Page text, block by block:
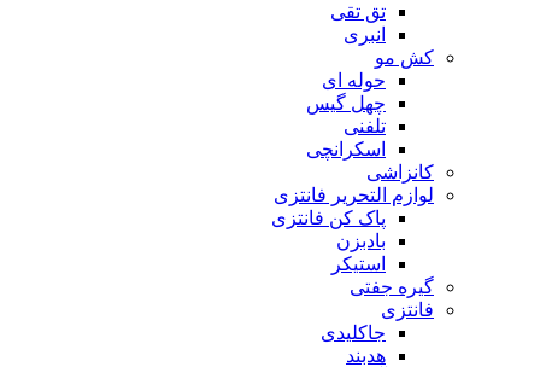
تق تقی
انبری
کش مو
حوله ای
چهل گیس
تلفنی
اسکرانچی
کانزاشی
لوازم التحریر فانتزی
پاک کن فانتزی
بادبزن
استیکر
گیره جفتی
فانتزی
جاکلیدی
هدبند